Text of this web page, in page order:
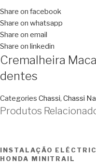
Share on facebook
Share on whatsapp
Share on email
Share on linkedin
Cremalheira
dentes
Categories Chassi, Chassi
Produtos
INSTALAÇÃO
HONDA MINITRAIL